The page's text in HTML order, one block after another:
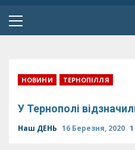
Primary
НОВИНИ ТЕРНОПІЛЛЯ
У Тернополі
Наш ДЕНЬ 16 Березня, 2020